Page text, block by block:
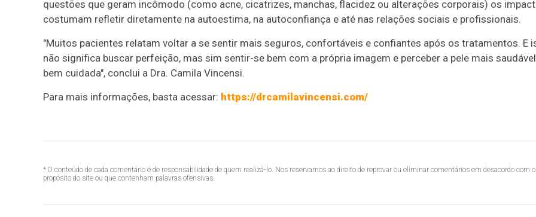
questões que geram incômodo (como acne, cicatrizes, manchas, flacidez ou alterações corporais) os
costumam refletir diretamente na autoestima, na autoconfiança e até nas relações sociais e profissionais.
"Muitos pacientes relatam voltar a se sentir mais seguros, confortáveis e confiantes após os tratamentos. E
não significa buscar perfeição, mas sim sentir-se bem com a própria imagem e perceber a pele mais
bem cuidada", conclui a Dra. Camila Vincensi.
Para mais informações, basta acessar: https://drcamilavincensi.com/
* O conteúdo de cada comentário é de responsabilidade de quem realizá-lo. Nos reservamos ao direito de reprovar ou eliminar comentários em desacordo com o
propósito do site ou que contenham palavras ofensivas.